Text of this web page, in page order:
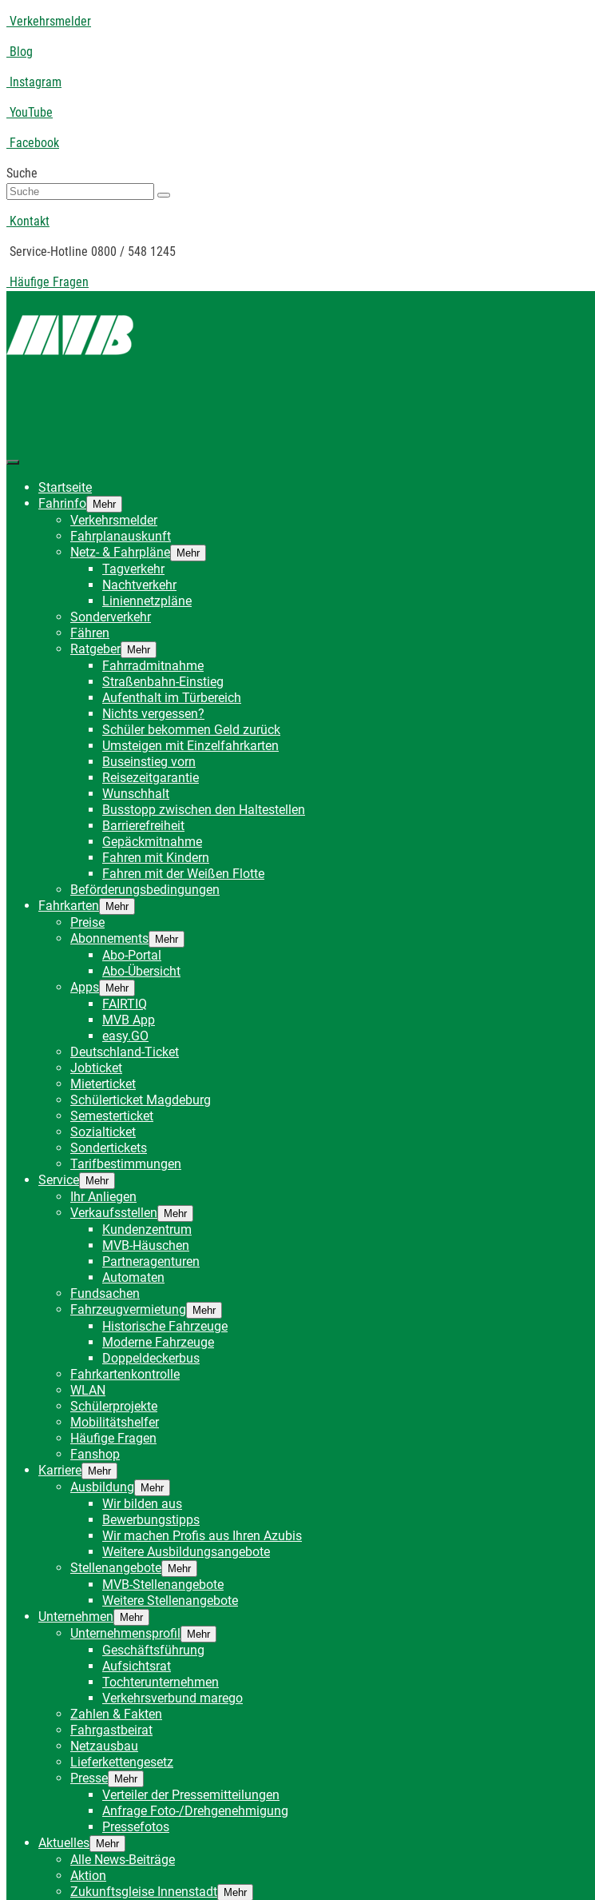
Verkehrsmelder
Blog
Instagram
YouTube
Facebook
Suche
Suche
Kontakt
Service-Hotline 0800 / 548 1245
Häufige Fragen
Startseite
Fahrinfo
Mehr
Verkehrsmelder
Fahrplanauskunft
Netz- & Fahrpläne
Mehr
Tagverkehr
Nachtverkehr
Liniennetzpläne
Sonderverkehr
Fähren
Ratgeber
Mehr
Fahrradmitnahme
Straßenbahn-Einstieg
Aufenthalt im Türbereich
Nichts vergessen?
Schüler bekommen Geld zurück
Umsteigen mit Einzelfahrkarten
Buseinstieg vorn
Reisezeitgarantie
Wunschhalt
Busstopp zwischen den Haltestellen
Barrierefreiheit
Gepäckmitnahme
Fahren mit Kindern
Fahren mit der Weißen Flotte
Beförderungsbedingungen
Fahrkarten
Mehr
Preise
Abonnements
Mehr
Abo-Portal
Abo-Übersicht
Apps
Mehr
FAIRTIQ
MVB App
easy.GO
Deutschland-Ticket
Jobticket
Mieterticket
Schülerticket Magdeburg
Semesterticket
Sozialticket
Sondertickets
Tarifbestimmungen
Service
Mehr
Ihr Anliegen
Verkaufsstellen
Mehr
Kundenzentrum
MVB-Häuschen
Partneragenturen
Automaten
Fundsachen
Fahrzeugvermietung
Mehr
Historische Fahrzeuge
Moderne Fahrzeuge
Doppeldeckerbus
Fahrkartenkontrolle
WLAN
Schülerprojekte
Mobilitätshelfer
Häufige Fragen
Fanshop
Karriere
Mehr
Ausbildung Mehr
Wir bilden aus
Bewerbungstipps
Wir machen Profis aus Ihren Azubis
Weitere Ausbildungsangebote
Stellenangebote
Mehr
MVB-Stellenangebote
Weitere Stellenangebote
Unternehmen
Mehr
Unternehmensprofil Mehr
Geschäftsführung
Aufsichtsrat
Tochterunternehmen
Verkehrsverbund marego
Zahlen & Fakten
Fahrgastbeirat
Netzausbau
Lieferkettengesetz
Presse
Mehr
Verteiler der Pressemitteilungen
Anfrage Foto-/Drehgenehmigung
Pressefotos
Aktuelles
Mehr
Alle News-Beiträge
Aktion
Zukunftsgleise Innenstadt
Mehr